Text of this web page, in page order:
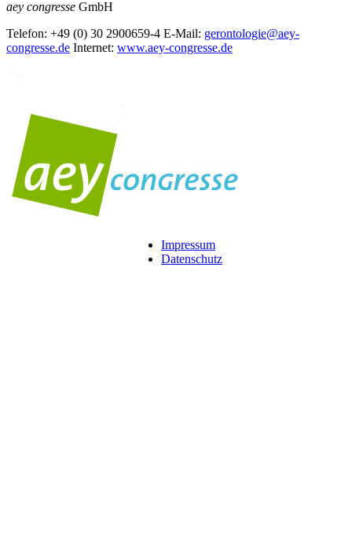
aey congresse GmbH
Telefon: +49 (0) 30 2900659-4 E-Mail: gerontologie@aey-
congresse.de Internet: www.aey-congresse.de
Impressum
Datenschutz